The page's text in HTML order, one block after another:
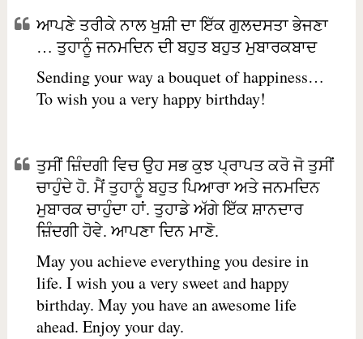
ਆਪਣੇ ਤਰੀਕੇ ਨਾਲ ਖੁਸ਼ੀ ਦਾ ਇੱਕ ਗੁਲਦਸਤਾ ਭੇਜਣਾ
… ਤੁਹਾਨੂੰ ਜਨਮਦਿਨ ਦੀ ਬਹੁਤ ਬਹੁਤ ਮੁਬਾਰਕਬਾਦ
Sending your way a bouquet of happiness…
To wish you a very happy birthday!
ਤੁਸੀਂ ਜ਼ਿੰਦਗੀ ਵਿਚ ਉਹ ਸਭ ਕੁਝ ਪ੍ਰਾਪਤ ਕਰੋ ਜੋ ਤੁਸੀਂ
ਚਾਹੁੰਦੇ ਹੋ. ਮੈਂ ਤੁਹਾਨੂੰ ਬਹੁਤ ਪਿਆਰਾ ਅਤੇ ਜਨਮਦਿਨ
ਮੁਬਾਰਕ ਚਾਹੁੰਦਾ ਹਾਂ. ਤੁਹਾਡੇ ਅੱਗੇ ਇੱਕ ਸ਼ਾਨਦਾਰ
ਜ਼ਿੰਦਗੀ ਹੋਵੇ. ਆਪਣਾ ਦਿਨ ਮਾਣੋ.
May you achieve everything you desire in
life. I wish you a very sweet and happy
birthday. May you have an awesome life
ahead. Enjoy your day.